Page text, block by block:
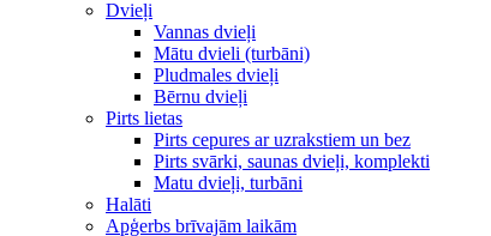
Dvieļi
Vannas dvieļi
Mātu dvieli (turbāni)
Pludmales dvieļi
Bērnu dvieļi
Pirts lietas
Pirts cepures ar uzrakstiem un bez
Pirts svārki, saunas dvieļi, komplekti
Matu dvieļi, turbāni
Halāti
Apģerbs brīvajām laikām